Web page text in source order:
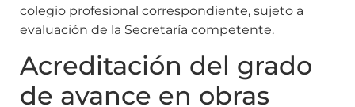
colegio profesional correspondiente, sujeto a
evaluación de la Secretaría competente.
Acreditación del grado
de avance en obras